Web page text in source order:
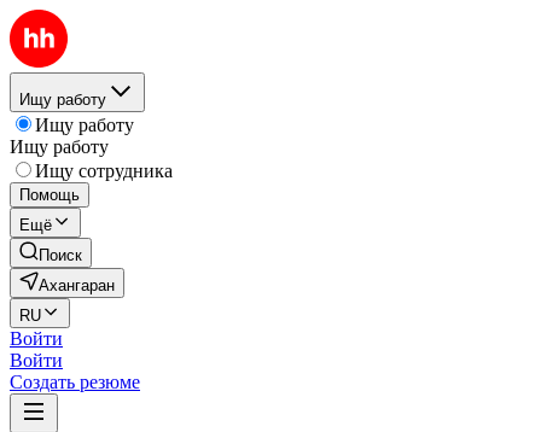
Ищу работу
Ищу работу
Ищу работу
Ищу сотрудника
Помощь
Ещё
Поиск
Ахангаран
RU
Войти
Войти
Создать резюме